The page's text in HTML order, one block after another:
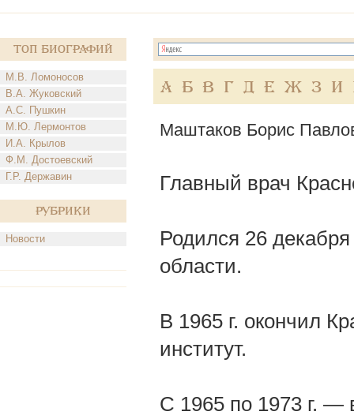
Топ Биографий
М.В. Ломоносов
В.А. Жуковский
А.С. Пушкин
М.Ю. Лермонтов
И.А. Крылов
Ф.М. Достоевский
Г.Р. Державин
Рубрики
Новости
А Б В Г Д Е Ж З И
Маштаков Борис
Главный врач
Родился 26 декабря
области.
В 1965 г. окончил
институт.
С 1965 по 1973 г. —